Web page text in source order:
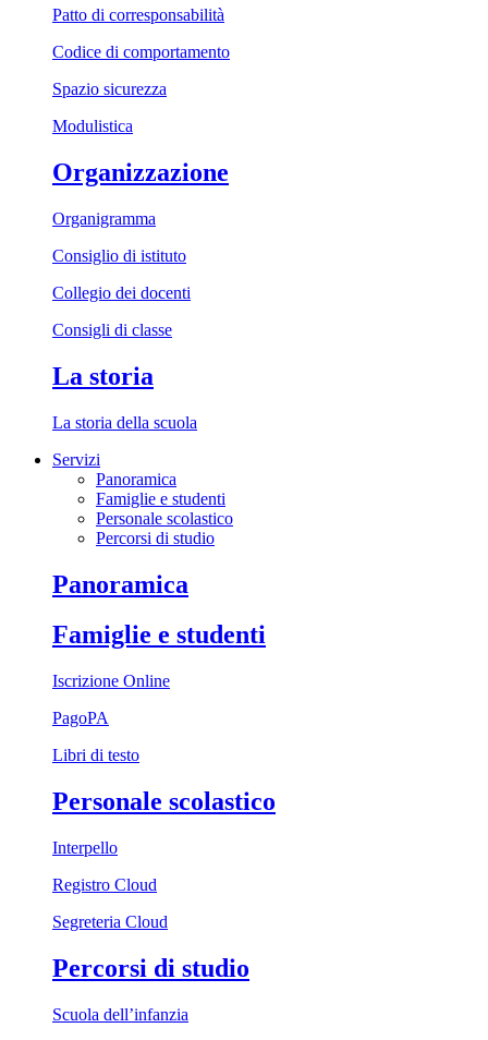
Patto di corresponsabilità
Codice di comportamento
Spazio sicurezza
Modulistica
Organizzazione
Organigramma
Consiglio di istituto
Collegio dei docenti
Consigli di classe
La storia
La storia della scuola
Servizi
Panoramica
Famiglie e studenti
Personale scolastico
Percorsi di studio
Panoramica
Famiglie e studenti
Iscrizione Online
PagoPA
Libri di testo
Personale scolastico
Interpello
Registro Cloud
Segreteria Cloud
Percorsi di studio
Scuola dell’infanzia